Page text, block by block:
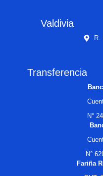
Valdivia
R.
Transferencia
N°
N°
Fariña